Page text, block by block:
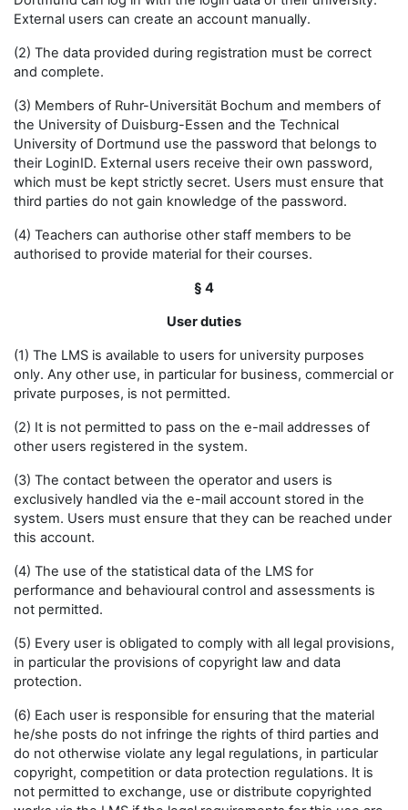
External users can create an account manually.
(2) The data provided during registration must be correct
and complete.
(3) Members of Ruhr-Universität Bochum and members of
the University of Duisburg-Essen and the Technical
University of Dortmund use the password that belongs to
their LoginID. External users receive their own password,
which must be kept strictly secret. Users must ensure that
third parties do not gain knowledge of the password.
(4) Teachers can authorise other staff members to be
authorised to provide material for their courses.
§ 4
User duties
(1) The LMS is available to users for university purposes
only. Any other use, in particular for business, commercial or
private purposes, is not permitted.
(2) It is not permitted to pass on the e-mail addresses of
other users registered in the system.
(3) The contact between the operator and users is
exclusively handled via the e-mail account stored in the
system. Users must ensure that they can be reached under
this account.
(4) The use of the statistical data of the LMS for
performance and behavioural control and assessments is
not permitted.
(5) Every user is obligated to comply with all legal provisions,
in particular the provisions of copyright law and data
protection.
(6) Each user is responsible for ensuring that the material
he/she posts do not infringe the rights of third parties and
do not otherwise violate any legal regulations, in particular
copyright, competition or data protection regulations. It is
not permitted to exchange, use or distribute copyrighted